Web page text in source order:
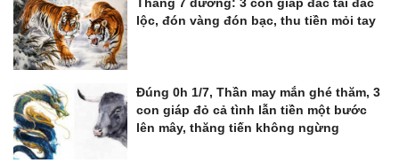
lộc, đón vàng đón bạc, thu tiền mỏi tay
Đúng 0h 1/7, Thần may mắn ghé thăm, 3
con giáp đỏ cả tình lẫn tiền một bước
lên mây, thăng tiến không ngừng